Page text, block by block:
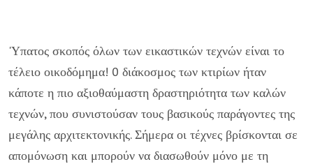
'Υπατος σκοπός όλων των εικαστικών τεχνών είναι το
τέλειο οικοδόμημα! 0 διάκοσμος των κτιρίων ήταν
κάποτε η πιο αξιοθαύμαστη δραστηριότητα των καλών
τεχνών, που συνιστούσαν τους βασικούς παράγοντες της
μεγάλης αρχιτεκτονικής. Σήμερα οι τέχνες βρίσκονται σε
απομόνωση και μπορούν να διασωθούν μόνο με τη